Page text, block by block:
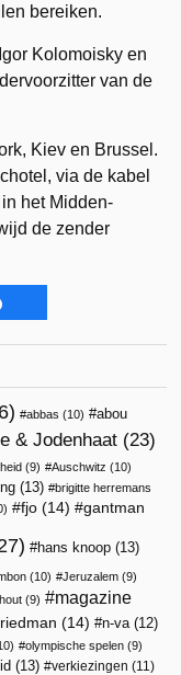
bereiken.
Kolomoisky en
van de
Kiev en Brussel.
via de kabel
het Midden-
de zender
abbas (10)
abou
& Jodenhaat (23)
(9) Auschwitz (10)
(13)
brigitte herremans
fjo (14) gantman
hans knoop (13)
(10) Jeruzalem (9)
(9)
magazine
(14) n-va (12)
olympische spelen (9)
(13) verkiezingen (11)